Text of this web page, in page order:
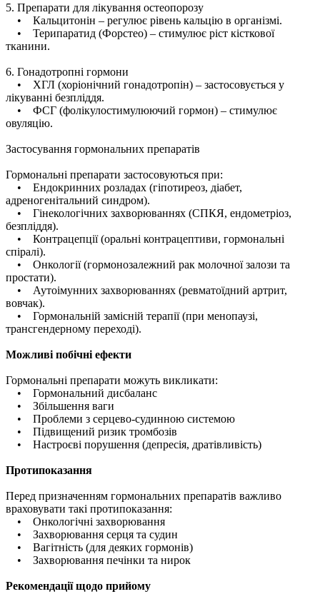
5. Препарати для лікування остеопорозу
• Кальцитонін – регулює рівень кальцію в організмі.
• Терипаратид (Форстео) – стимулює ріст кісткової
тканини.
6. Гонадотропні гормони
• ХГЛ (хоріонічний гонадотропін) – застосовується у
лікуванні безпліддя.
• ФСГ (фолікулостимулюючий гормон) – стимулює
овуляцію.
Застосування гормональних препаратів
Гормональні препарати застосовуються при:
• Ендокринних розладах (гіпотиреоз, діабет,
адреногенітальний синдром).
• Гінекологічних захворюваннях (СПКЯ, ендометріоз,
безпліддя).
• Контрацепції (оральні контрацептиви, гормональні
спіралі).
• Онкології (гормонозалежний рак молочної залози та
простати).
• Аутоімунних захворюваннях (ревматоїдний артрит,
вовчак).
• Гормональній замісній терапії (при менопаузі,
трансгендерному переході).
Можливі побічні ефекти
Гормональні препарати можуть викликати:
• Гормональний дисбаланс
• Збільшення ваги
• Проблеми з серцево-судинною системою
• Підвищений ризик тромбозів
• Настроєві порушення (депресія, дратівливість)
Протипоказання
Перед призначенням гормональних препаратів важливо
враховувати такі протипоказання:
• Онкологічні захворювання
• Захворювання серця та судин
• Вагітність (для деяких гормонів)
• Захворювання печінки та нирок
Рекомендації щодо прийому